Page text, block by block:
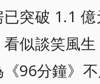
突破 1.1
似談笑風
96分鐘》